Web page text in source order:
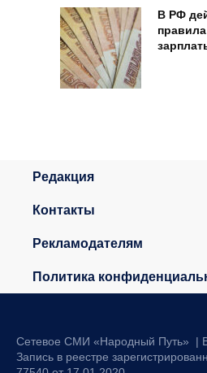
В РФ
Редакция
Контакты
Рекламодателям
Политика
Сетевое СМИ «Народный Путь» |
Запись в реестре